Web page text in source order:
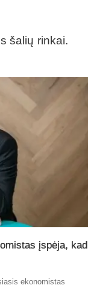
šalių rinkai.
įspėja, kad
ekonomistas